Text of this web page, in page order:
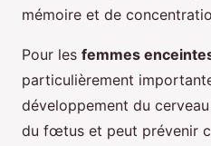
mémoire et de
Pour les femmes
particulièrement
développement du
du fœtus et peut prévenir